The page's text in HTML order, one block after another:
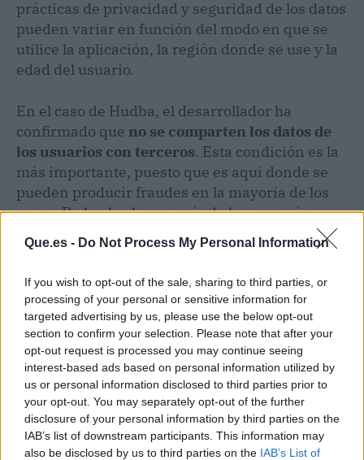
Que.es - Do Not Process My Personal Information
If you wish to opt-out of the sale, sharing to third parties, or
processing of your personal or sensitive information for
targeted advertising by us, please use the below opt-out
section to confirm your selection. Please note that after your
opt-out request is processed you may continue seeing
interest-based ads based on personal information utilized by
us or personal information disclosed to third parties prior to
your opt-out. You may separately opt-out of the further
disclosure of your personal information by third parties on the
IAB’s list of downstream participants. This information may
also be disclosed by us to third parties on the IAB’s List of
prácticas de privacidad y seguridad de los datos
pueden variar en función del modo en que se
utilice la aplicación, la región donde se use y la
edad del usuario.
En el caso de Hudba, el desarrollador ha
confirmado que no se comparten los datos de
los usuarios con terceros. Esta condición es la
más importante, puesto que es aquí donde se
pueden producir fraudes en la mayoría de los
casos. De hecho, la mayoría de las apps sí que
comparten nuestros datos con terceros.